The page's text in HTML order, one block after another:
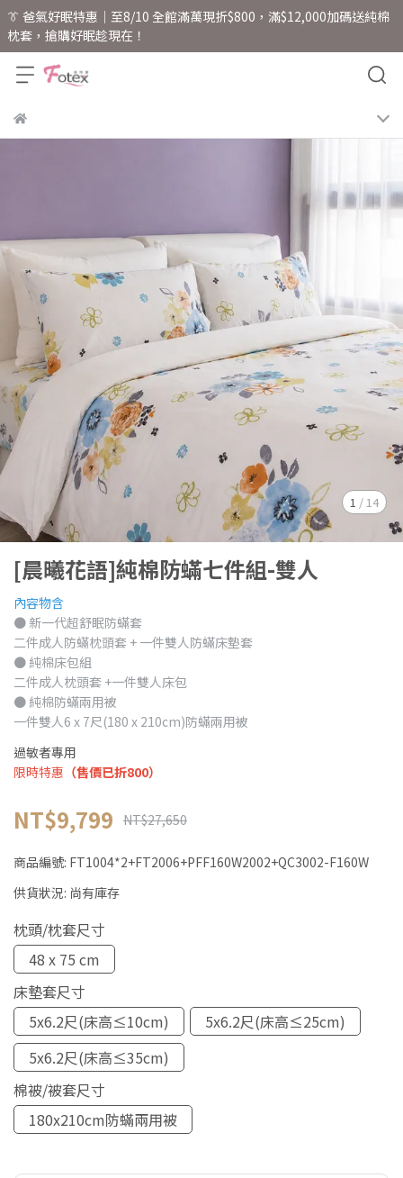
👔 爸氣好眠特惠｜至8/10 全館滿萬現折$800，滿$12,000加碼送純棉
枕套，搶購好眠趁現在！
1 / 14
[晨曦花語]純棉防蟎七件組-雙人
內容物含
● 新一代超舒眠防蟎套
二件成人防蟎枕頭套 + 一件雙人防蟎床墊套
● 純棉床包組
二件成人枕頭套 +一件雙人床包
● 純棉防蟎兩用被
一件雙人6 x 7尺(180 x 210cm)防蟎兩用被
過敏者專用
限時特惠 （售價已折800）
NT$9,799 NT$27,650
商品編號: FT1004*2+FT2006+PFF160W2002+QC3002-F160W
供貨狀況: 尚有庫存
枕頭/枕套尺寸
48 x 75 cm
床墊套尺寸
5x6.2尺(床高≤10cm)
5x6.2尺(床高≤25cm)
5x6.2尺(床高≤35cm)
棉被/被套尺寸
180x210cm防蟎兩用被